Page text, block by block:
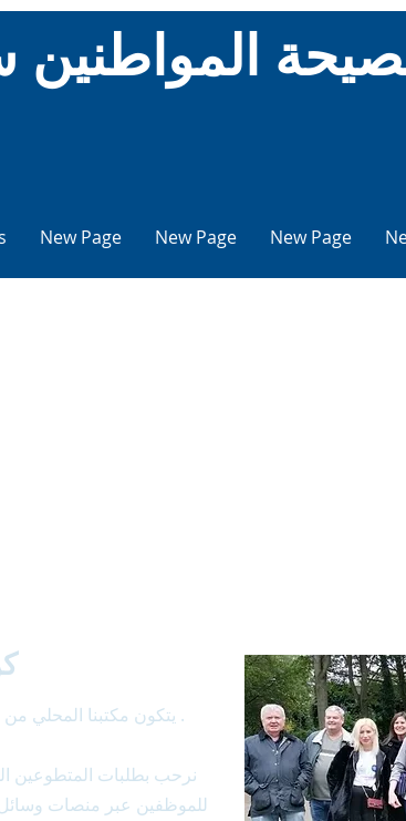
المواطنين
New Page New Page New Page
يتكون مكتبنا المحلي من 30 موظفًا و 46 متطوعًا متخصصًا. يتوسع فريقنا دائمًا .
نرحب بطلبات المتطوعين
للموظفين عبر منصات وسائل